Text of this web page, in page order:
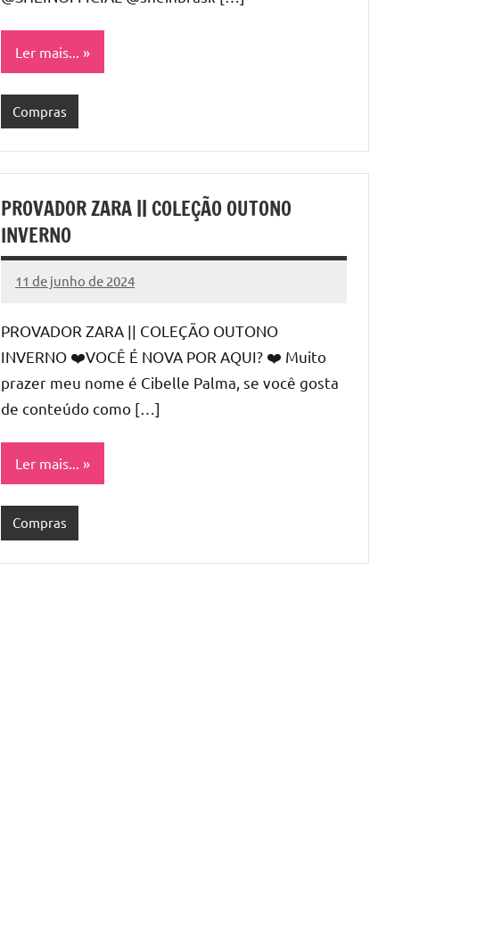
Ler mais...
Compras
PROVADOR ZARA || COLEÇÃO OUTONO
INVERNO
11 de junho de 2024
Cibelle
Nenhum
PROVADOR ZARA || COLEÇÃO OUTONO
INVERNO ❤️VOCÊ É NOVA POR AQUI? ❤️ Muito
prazer meu nome é Cibelle Palma, se você gosta
de conteúdo como […]
Ler mais...
Compras